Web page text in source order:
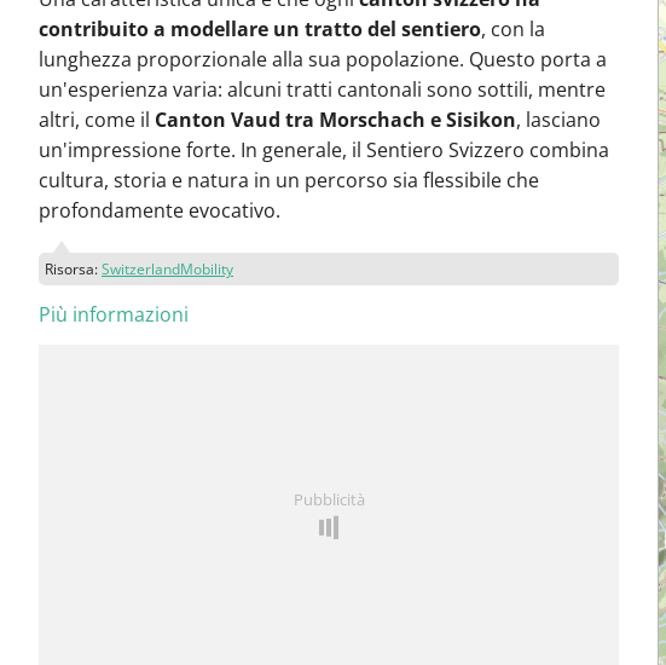
contribuito a modellare un tratto del sentiero, con la
lunghezza proporzionale alla sua popolazione. Questo porta a
un'esperienza varia: alcuni tratti cantonali sono sottili, mentre
altri, come il Canton Vaud tra Morschach e Sisikon, lasciano
un'impressione forte. In generale, il Sentiero Svizzero combina
cultura, storia e natura in un percorso sia flessibile che
profondamente evocativo.
Risorsa:SwitzerlandMobility
Più informazioni
Pubblicità